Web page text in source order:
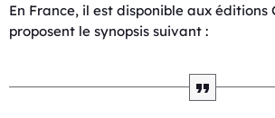
En France, il est disponible aux éditions
proposent le synopsis suivant :